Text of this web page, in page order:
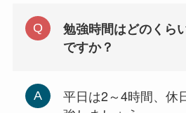
勉強時間はどのくら
ですか？
平日は2～4時間、休